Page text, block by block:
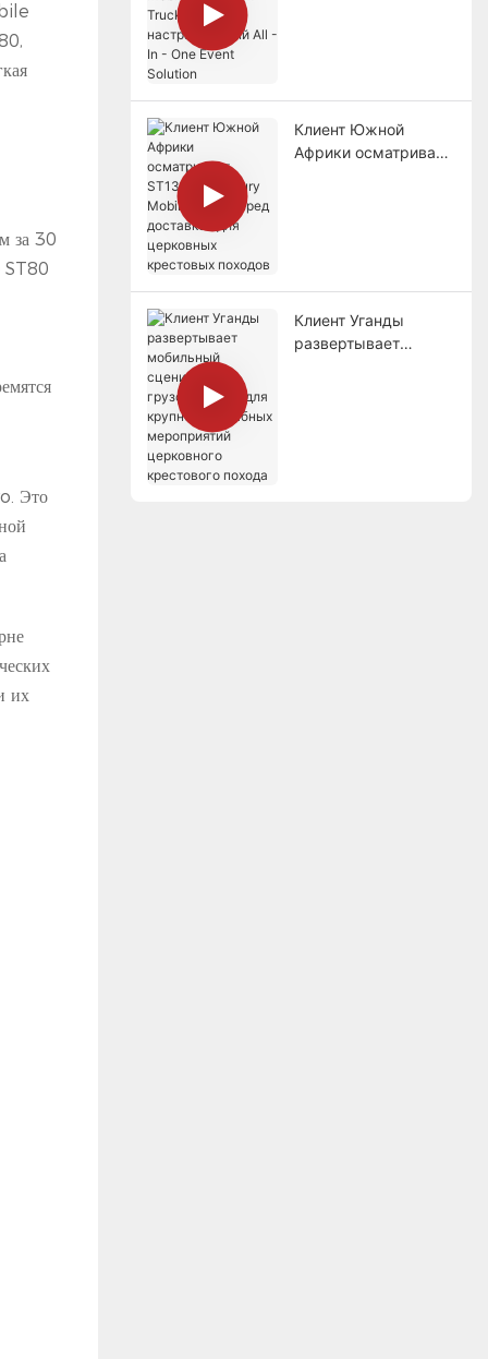
за 30
ST80
Это
их
Клиент Южной
Африки осматривает
Клиент Уганды
развертывает